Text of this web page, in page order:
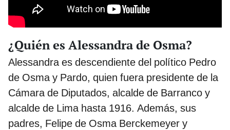
¿Quién es Alessandra de Osma?
Alessandra es descendiente del político Pedro
de Osma y Pardo, quien fuera presidente de la
Cámara de Diputados, alcalde de Barranco y
alcalde de Lima hasta 1916. Además, sus
padres, Felipe de Osma Berckemeyer y